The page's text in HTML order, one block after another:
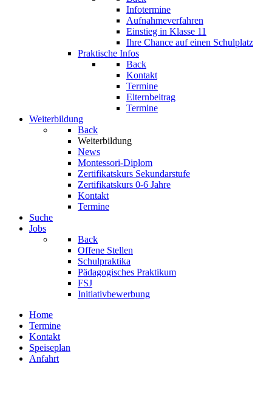
Infotermine
Aufnahmeverfahren
Einstieg in Klasse 11
Ihre Chance auf einen Schulplatz
Praktische Infos
Back
Kontakt
Termine
Elternbeitrag
Termine
Weiterbildung
Back
Weiterbildung
News
Montessori-Diplom
Zertifikatskurs Sekundarstufe
Zertifikatskurs 0-6 Jahre
Kontakt
Termine
Suche
Jobs
Back
Offene Stellen
Schulpraktika
Pädagogisches Praktikum
FSJ
Initiativbewerbung
Home
Termine
Kontakt
Speiseplan
Anfahrt